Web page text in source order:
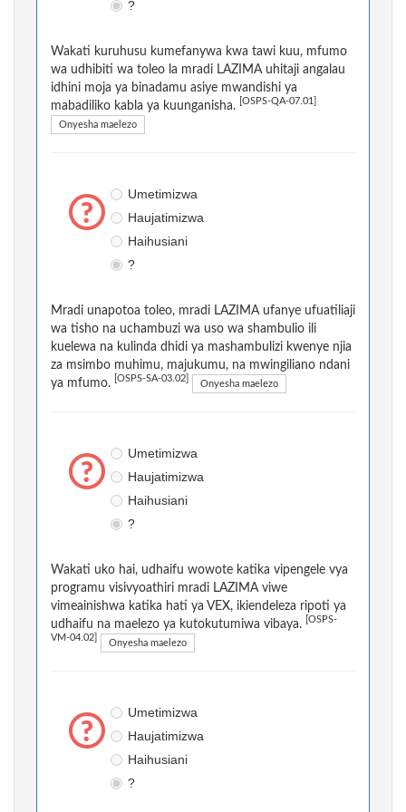
?
Wakati kuruhusu kumefanywa kwa tawi kuu, mfumo
wa udhibiti wa toleo la mradi LAZIMA uhitaji angalau
idhini moja ya binadamu asiye mwandishi ya
mabadiliko kabla ya kuunganisha.
[OSPS-QA-07.01]
Onyesha maelezo
Umetimizwa
Haujatimizwa
Haihusiani
?
Mradi unapotoa toleo, mradi LAZIMA ufanye ufuatiliaji
wa tisho na uchambuzi wa uso wa shambulio ili
kuelewa na kulinda dhidi ya mashambulizi kwenye njia
za msimbo muhimu, majukumu, na mwingiliano ndani
ya mfumo.
[OSPS-SA-03.02] Onyesha maelezo
Umetimizwa
Haujatimizwa
Haihusiani
?
Wakati uko hai, udhaifu wowote katika vipengele vya
programu visivyoathiri mradi LAZIMA viwe
vimeainishwa katika hati ya VEX, ikiendeleza ripoti ya
udhaifu na maelezo ya kutokutumiwa vibaya.
[OSPS-
VM-04.02] Onyesha maelezo
Umetimizwa
Haujatimizwa
Haihusiani
?